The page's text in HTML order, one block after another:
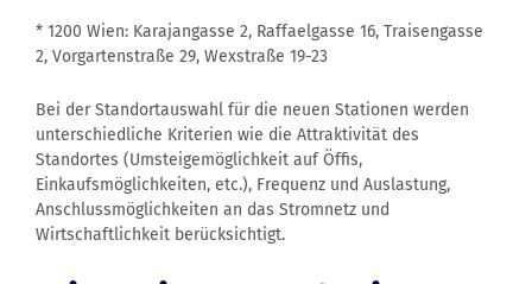
* 1200 Wien: Karajangasse 2, Raffaelgasse 16, Traisengasse
2, Vorgartenstraße 29, Wexstraße 19-23
Bei der Standortauswahl für die neuen Stationen werden
unterschiedliche Kriterien wie die Attraktivität des
Standortes (Umsteigemöglichkeit auf Öffis,
Einkaufsmöglichkeiten, etc.), Frequenz und Auslastung,
Anschlussmöglichkeiten an das Stromnetz und
Wirtschaftlichkeit berücksichtigt.